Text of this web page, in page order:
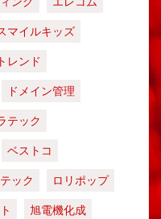
マイルキッズ
トレンド
ドメイン管理
テック
ベストコ
ック
ロリポップ
旭電機化成